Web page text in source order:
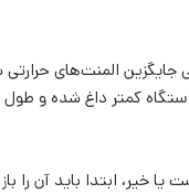
المنت‌های
کمتر داغ شده و
خیر، ابتدا باید آن را